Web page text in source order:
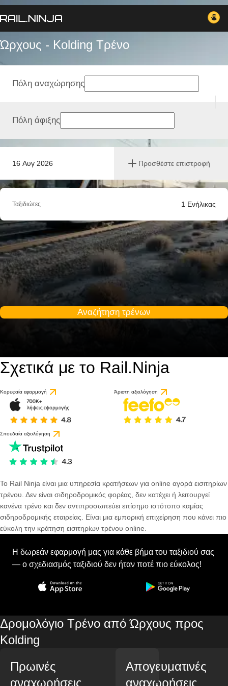
Ώρχους - Kolding Tρένο
16 Αυγ 2026 Προσθέστε επιστροφή
Πόλη αναχώρησης
Πόλη άφιξης
Ταξιδιώτες 1 Ενήλικας
Αναζήτηση τρένων
Σχετικά με το Rail.Ninja
Κορυφαία εφαρμογή Άριστη αξιολόγηση
Σπουδαία αξιολόγηση
Το Rail Ninja είναι μια υπηρεσία κρατήσεων για online αγορά εισιτηρίων
τρένου. Δεν είναι σιδηροδρομικός φορέας, δεν κατέχει ή λειτουργεί
κανένα τρένο και δεν αντιπροσωπεύει επίσημο ιστότοπο καμίας
σιδηροδρομικής εταιρείας. Είναι μια εμπορική επιχείρηση που κάνει πιο
εύκολη την κράτηση εισιτηρίων τρένου online.
Η δωρεάν εφαρμογή μας για κάθε βήμα του ταξιδιού σας
— ο σχεδιασμός ταξιδιού δεν ήταν ποτέ πιο εύκολος!
Δρομολόγιο Τρένο από Ώρχους προς
Kolding
Πρωινές
αναχωρήσεις
Απογευματινές
αναχωρήσεις